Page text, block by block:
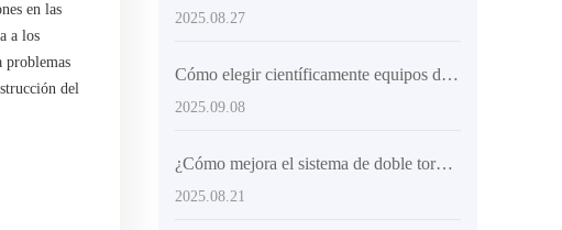
en las
a los
problemas
del
2025.08.27
Cómo elegir científicamente equipos de mezclado de concreto según el terreno de construcción y el tamaño del proyecto: Métodos y sugerencias prácticas
2025.09.08
¿Cómo mejora el sistema de doble tornillo de la hormigonera autocargable la eficiencia en proyectos de construcción a gran escala?
2025.08.21